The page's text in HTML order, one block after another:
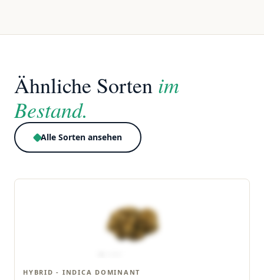
Ähnliche Sorten im
Bestand.
Alle Sorten ansehen
HYBRID - INDICA DOMINANT